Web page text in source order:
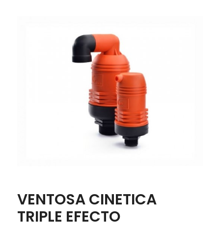
VENTOSA CINETICA
TRIPLE EFECTO